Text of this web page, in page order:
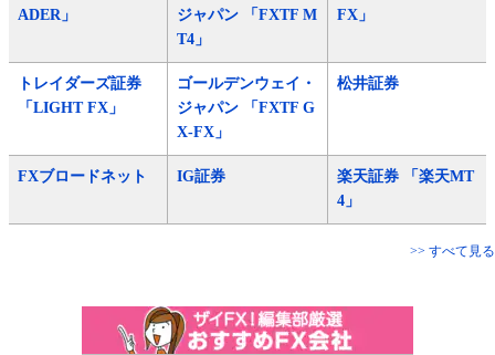
ADER」
ジャパン 「FXTF M
T4」
FX」
トレイダーズ証券
「LIGHT FX」
ゴールデンウェイ・
ジャパン 「FXTF G
X-FX」
松井証券
FXブロードネット IG証券
楽天証券 「楽天MT
4」
>> すべて見る